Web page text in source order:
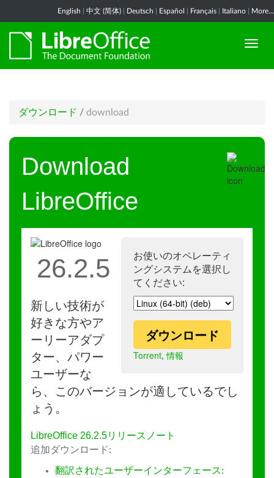
English 中文 (简体) Deutsch Español Français Italiano More...
ダウンロード / download
Download
LibreOffice
お使いのオペレーティ
ングシステムを選択し
てください:
ダウンロード
Torrent,情報
26.2.5
新しい技術が
好きな方やア
ーリーアダプ
ター、パワー
ユーザーな
ら、このバージョンが適しているでし
ょう。
LibreOffice 26.2.5リリースノート
追加ダウンロード:
翻訳されたユーザーインターフェース: